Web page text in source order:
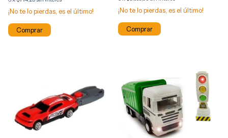
¡No te lo pierdas, es el último! ¡No te lo pierdas, es el último!
Comprar